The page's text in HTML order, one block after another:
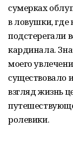
сумерках
в ловушки, где
подстерегали
кардинала.
моего
существовало
взгляд жизнь
ролевики.